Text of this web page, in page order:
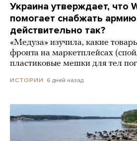
Украина утверждает, что
помогает снабжать
действительно так?
«Медуза» изучила, какие
фронта на маркетплейсах
пластиковые мешки для тел
ИСТОРИИ 6 дней назад